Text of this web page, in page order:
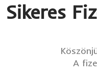
Sikeres
A